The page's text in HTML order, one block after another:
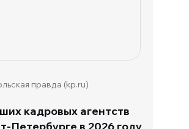
правда (kp.ru)
кадровых агентств